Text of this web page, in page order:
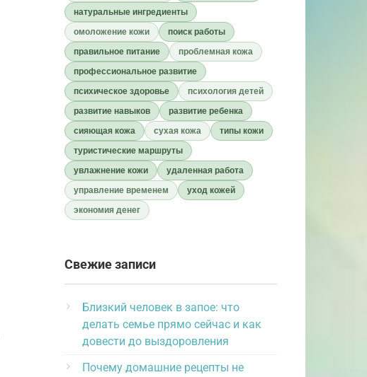
натуральные ингредиенты
омоложение кожи
поиск работы
правильное питание
проблемная кожа
профессиональное развитие
психическое здоровье
психология детей
развитие навыков
развитие ребенка
сияющая кожа
сухая кожа
типы кожи
туристические маршруты
увлажнение кожи
удаленная работа
управление временем
уход кожей
экономия денег
Свежие записи
Близкий человек в запое: что
делать семье прямо сейчас и как
довести до выздоровления
Почему домашние рецепты не